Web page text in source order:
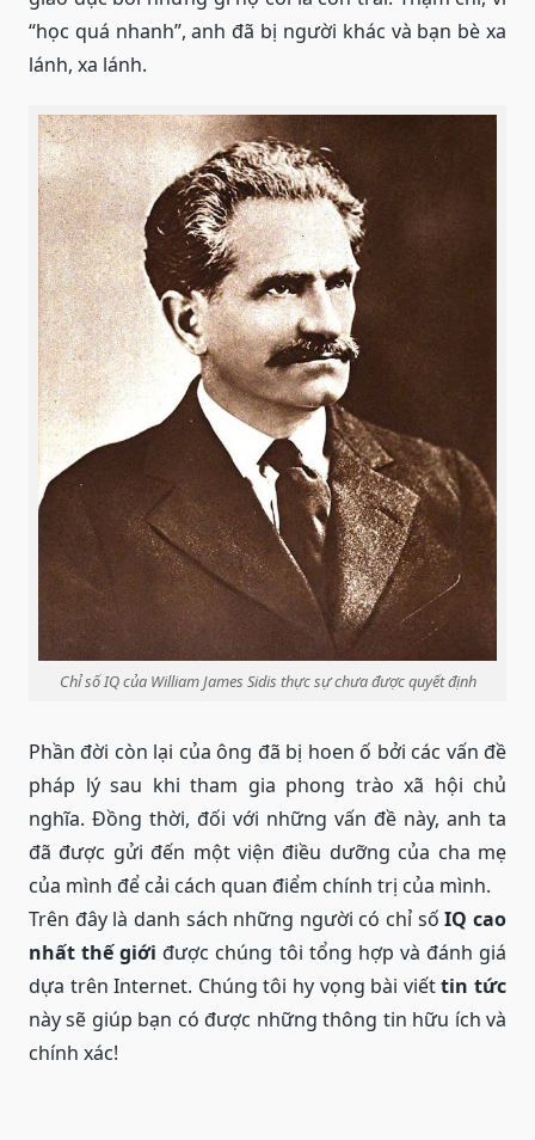
“học quá nhanh”, anh đã bị người khác và bạn bè xa
lánh, xa lánh.
Chỉ số IQ của William James Sidis thực sự chưa được quyết định
Phần đời còn lại của ông đã bị hoen ố bởi các vấn đề
pháp lý sau khi tham gia phong trào xã hội chủ
nghĩa. Đồng thời, đối với những vấn đề này, anh ta
đã được gửi đến một viện điều dưỡng của cha mẹ
của mình để cải cách quan điểm chính trị của mình.
Trên đây là danh sách những người có chỉ sốIQ cao
nhất thế giớiđược chúng tôi tổng hợp và đánh giá
dựa trên Internet. Chúng tôi hy vọng bài viếttin tức
này sẽ giúp bạn có được những thông tin hữu ích và
chính xác!